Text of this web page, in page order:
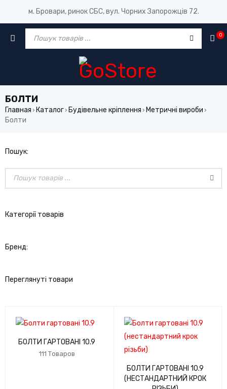
м. Бровари, ринок СБС, вул. Чорних Запорожців 72.
0
БОЛТИ
Главная › Каталог› Будівельне кріплення › Метричні вироби ›
Болти
Пошук:
Категорії товарів
Бренд:
Переглянуті товари
БОЛТИ ГАРТОВАНІ 10.9
111 Товаров
БОЛТИ ГАРТОВАНІ 10.9
(НЕСТАНДАРТНИЙ КРОК